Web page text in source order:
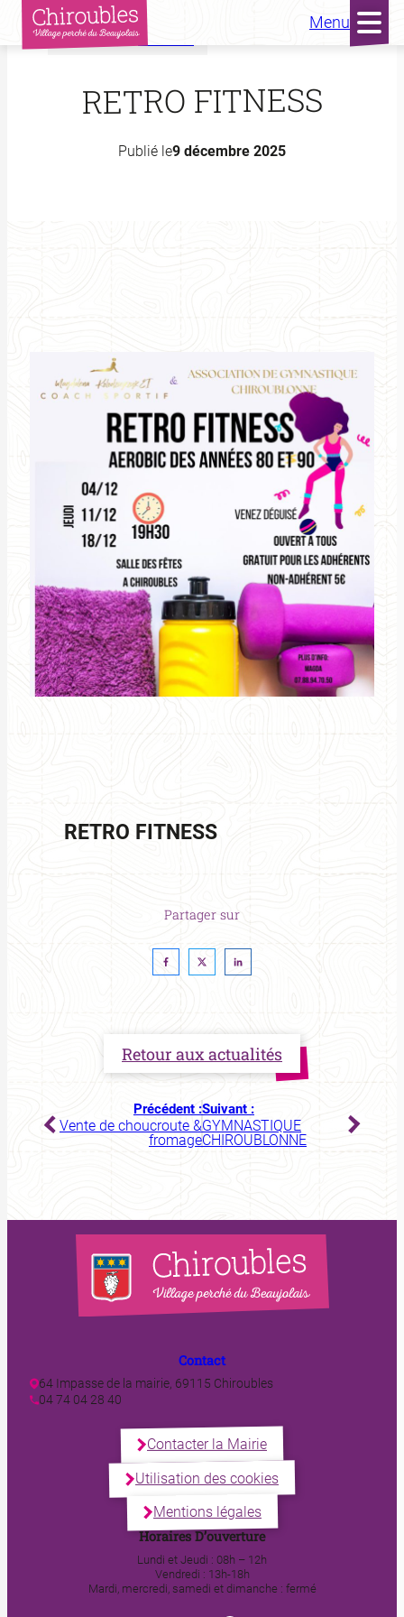
Aller
Menu
Accueil Actualités
RETRO FITNESS
Publié le9 décembre 2025
RETRO FITNESS
Partager sur
Retour aux actualités
Précédent :
Vente de choucroute &
fromage
Suivant :
GYMNASTIQUE
CHIROUBLONNE
Contact
64 Impasse de la mairie, 69115 Chiroubles
04 74 04 28 40
Contacter la Mairie
Utilisation des cookies
Mentions légales
Horaires D’ouverture
Lundi et Jeudi : 08h – 12h
Vendredi : 13h-18h
Mardi, mercredi, samedi et dimanche : fermé